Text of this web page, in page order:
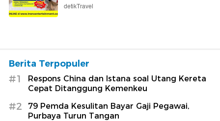
detikTravel
Berita Terpopuler
#1
Respons China dan Istana soal Utang Kereta
Cepat Ditanggung Kemenkeu
#2
79 Pemda Kesulitan Bayar Gaji Pegawai,
Purbaya Turun Tangan